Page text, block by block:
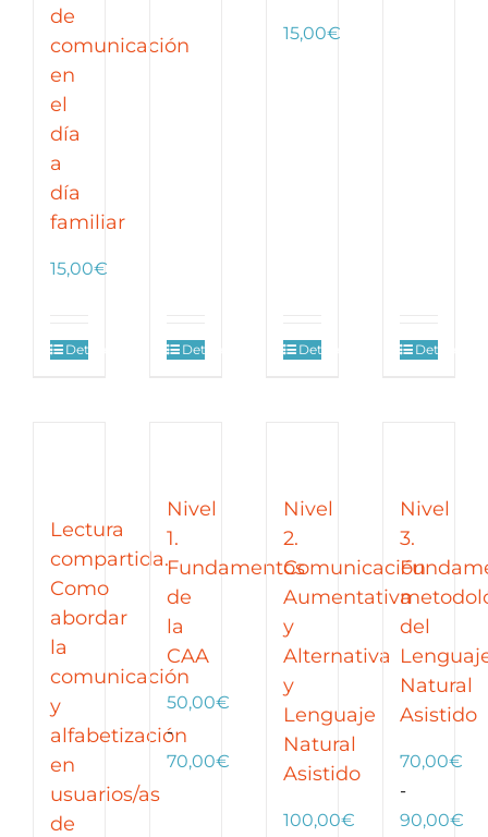
de
comunicación
en
el
día
a
día
familiar
15,00€
Detalles Detalles
15,00€
Detalles Detalles
Lectura
compartida.
Como
abordar
la
comunicación
y
alfabetización
en
usuarios/as
de
Nivel
1.
Fundamentos
de
la
CAA
50,00€
-
70,00€
precios:
Nivel
2.
Comunicación
Aumentativa
y
Alternativa
y
Lenguaje
Natural
Asistido
100,00€
Nivel
3.
del
Natural
Asistido
70,00€
-
90,00€